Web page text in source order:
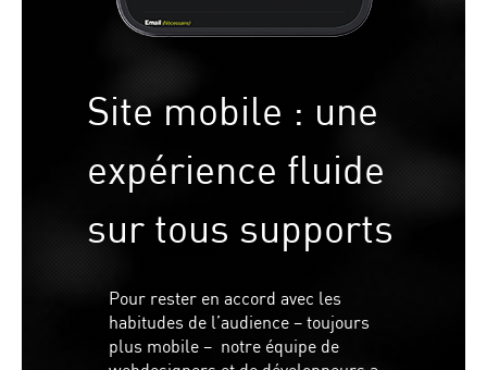
Site mobile : une
expérience fluide
sur tous supports
Pour rester en accord avec les
habitudes de l’audience – toujours
plus mobile – notre équipe de